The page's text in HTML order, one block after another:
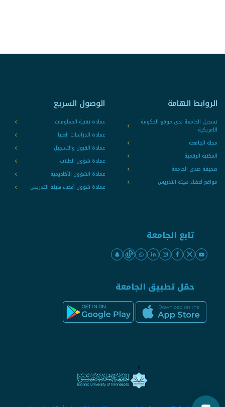
الروابط الهامة
تسجيل الجامعة لدى موقع الحكومة
الامريكية
مجلة الجامعة
المكتبة الرقمية
صحيفة صدى الجامعة
مواقع أعضاء هيئة التدريس
الوصول السريع
عمادة تقنية المعلومات
عمادة الدراسات العليا
عمادة القبول والتسجيل
عمادة شؤون الطلاب
عمادة الشؤون الأكاديمية
عمادة شؤون أعضاء هيئة التدريس
تابع الجامعة
حمّل تطبيق الجامعة